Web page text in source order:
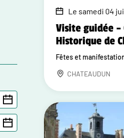
Le samedi 04
Visite guidée –
Historique de
Fêtes et
CHATEAUDUN